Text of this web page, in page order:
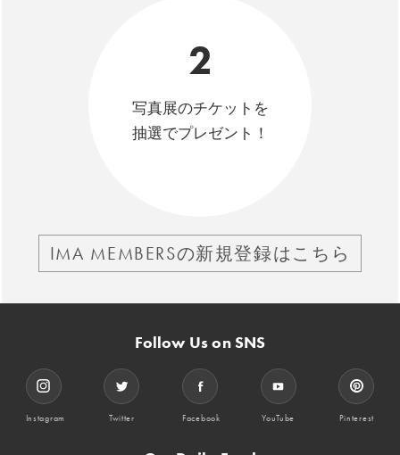
2
写真展のチケットを
抽選でプレゼント！
IMA MEMBERSの新規登録はこちら
Follow Us on SNS
Instagram Twitter Facebook YouTube Pinterest